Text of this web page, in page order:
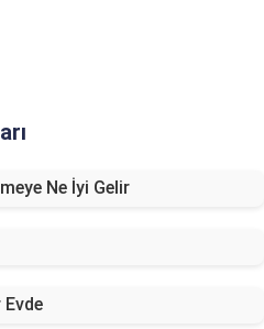
Ne İyi Gelir